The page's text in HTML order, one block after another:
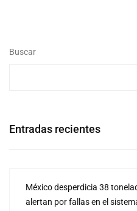
Buscar
Entradas recientes
México desperdicia 38
alertan por fallas en el